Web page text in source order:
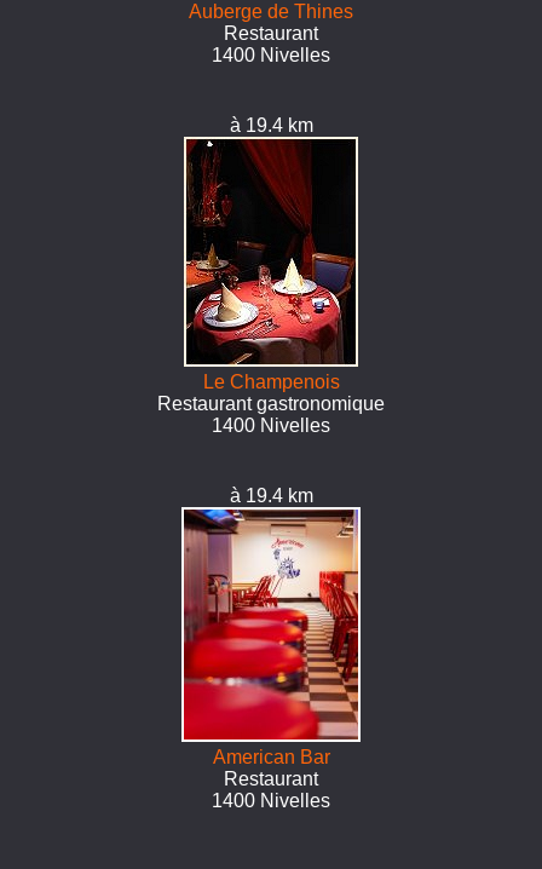
Auberge de Thines
Restaurant
1400 Nivelles
à 19.4 km
Le Champenois
Restaurant gastronomique
1400 Nivelles
à 19.4 km
American Bar
Restaurant
1400 Nivelles